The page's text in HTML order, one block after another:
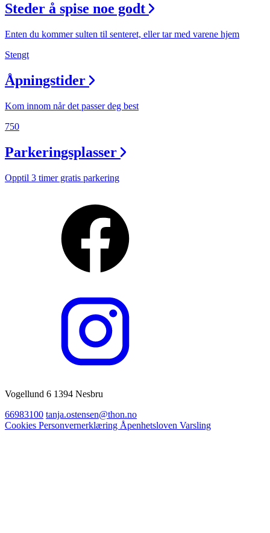
Steder å spise noe godt
Enten du kommer sulten til senteret, eller tar med varene hjem
Stengt
Åpningstider
Kom innom når det passer deg best
750
Parkeringsplasser
Opptil 3 timer gratis parkering
Vogellund 6 1394 Nesbru
66983100 tanja.ostensen@thon.no
Cookies Personvernerklæring Åpenhetsloven Varsling